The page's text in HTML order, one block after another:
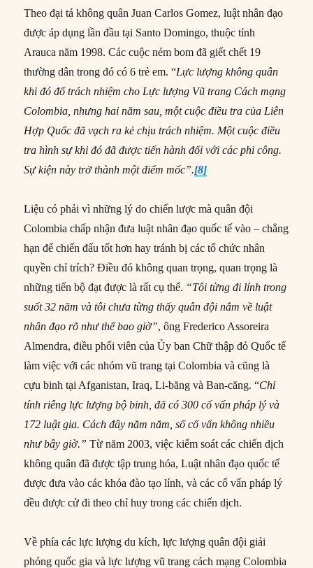
Theo đại tá không quân Juan Carlos Gomez, luật nhân đạo
được áp dụng lần đầu tại Santo Domingo, thuộc tỉnh
Arauca năm 1998. Các cuộc ném bom đã giết chết 19
thường dân trong đó có 6 trẻ em. “Lực lượng không quân
khi đó đổ trách nhiệm cho Lực lượng Vũ trang Cách mạng
Colombia, nhưng hai năm sau, một cuộc điều tra của Liên
Hợp Quốc đã vạch ra kẻ chịu trách nhiệm. Một cuộc điều
tra hình sự khi đó đã được tiến hành đối với các phi công.
Sự kiện này trở thành một điểm mốc”.[8]
Liệu có phải vì những lý do chiến lược mà quân đội
Colombia chấp nhận đưa luật nhân đạo quốc tế vào – chẳng
hạn để chiến đấu tốt hơn hay tránh bị các tổ chức nhân
quyền chỉ trích? Điều đó không quan trọng, quan trọng là
những tiến bộ đạt được là rất cụ thể. “Tôi từng đi lính trong
suốt 32 năm và tôi chưa từng thấy quân đội nắm về luật
nhân đạo rõ như thế bao giờ”, ông Frederico Assoreira
Almendra, điều phối viên của Ủy ban Chữ thập đỏ Quốc tế
làm việc với các nhóm vũ trang tại Colombia và cũng là
cựu binh tại Afganistan, Iraq, Li-băng và Ban-căng. “Chỉ
tính riêng lực lượng bộ binh, đã có 300 cố vấn pháp lý và
172 luật gia. Cách đây năm năm, số cố vấn không nhiều
như bây giờ.” Từ năm 2003, việc kiểm soát các chiến dịch
không quân đã được tập trung hóa, Luật nhân đạo quốc tế
được đưa vào các khóa đào tạo lính, và các cố vấn pháp lý
đều được cử đi theo chỉ huy trong các chiến dịch.
Về phía các lực lượng du kích, lực lượng quân đội giải
phóng quốc gia và lực lượng vũ trang cách mạng Colombia